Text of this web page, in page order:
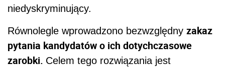
niedyskryminujący.
Równolegle wprowadzono bezwzględny zakaz
pytania kandydatów o ich dotychczasowe
zarobki. Celem tego rozwiązania jest